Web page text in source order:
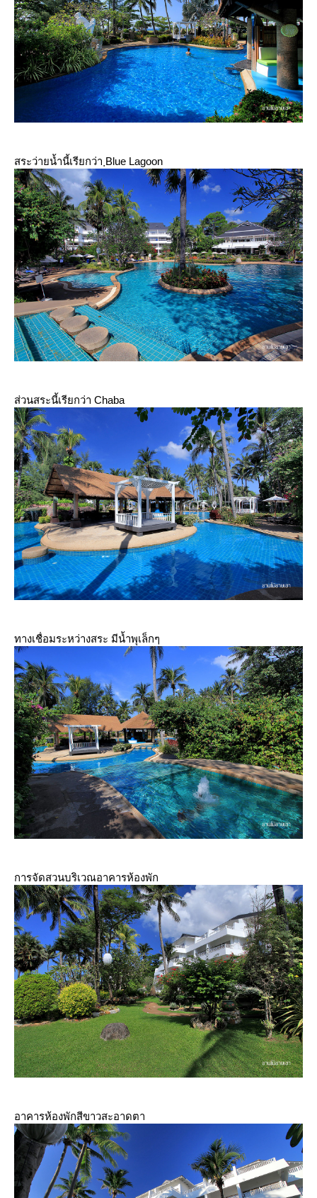
สระว่ายน้ำนี้เรียกว่า ฺBlue Lagoon
ส่วนสระนี้เรียกว่า Chaba
ทางเชื่อมระหว่างสระ มีน้ำพุเล็กๆ
การจัดสวนบริเวณอาคารห้องพัก
อาคารห้องพักสีขาวสะอาดตา